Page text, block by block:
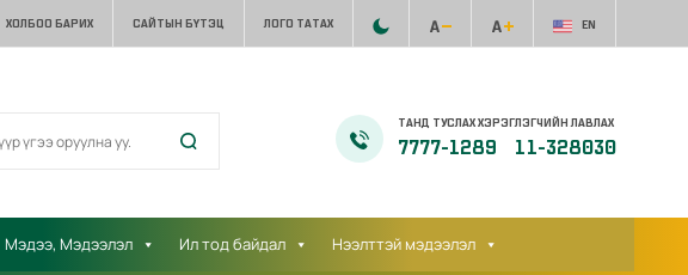
ХОЛБОО БАРИХ САЙТЫН БҮТЭЦ ЛОГО ТАТАХ EN
ТАНД ТУСЛАХ ХЭРЭГЛЭГЧИЙН ЛАВЛАХ
7777-1289 11-328030
Мэдээ, Мэдээлэл Ил тод байдал Нээлттэй мэдээлэл